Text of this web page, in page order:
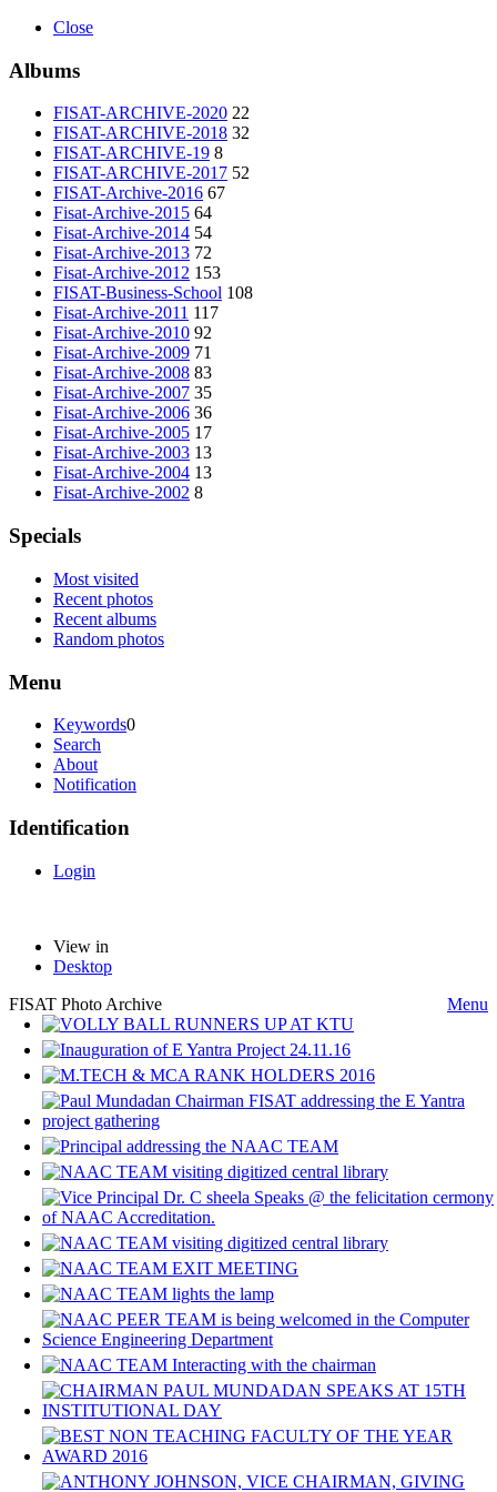
Close
Albums
FISAT-ARCHIVE-2020 22
FISAT-ARCHIVE-2018 32
FISAT-ARCHIVE-19 8
FISAT-ARCHIVE-2017 52
FISAT-Archive-2016 67
Fisat-Archive-2015 64
Fisat-Archive-2014 54
Fisat-Archive-2013 72
Fisat-Archive-2012 153
FISAT-Business-School 108
Fisat-Archive-2011 117
Fisat-Archive-2010 92
Fisat-Archive-2009 71
Fisat-Archive-2008 83
Fisat-Archive-2007 35
Fisat-Archive-2006 36
Fisat-Archive-2005 17
Fisat-Archive-2003 13
Fisat-Archive-2004 13
Fisat-Archive-2002 8
Specials
Most visited
Recent photos
Recent albums
Random photos
Menu
Keywords0
Search
About
Notification
Identification
Login
View in
Desktop
FISAT Photo Archive
Menu